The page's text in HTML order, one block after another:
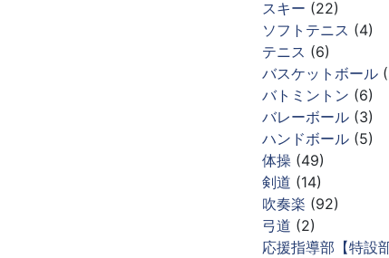
スキー (22)
ソフトテニス (4)
テニス (6)
バスケットボール
バトミントン (6)
バレーボール (3)
ハンドボール (5)
体操 (49)
剣道 (14)
吹奏楽 (92)
弓道 (2)
応援指導部【特設部